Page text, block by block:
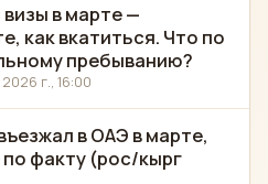
в марте —
как вкатиться. Что по
пребыванию?
г., 16:00
в ОАЭ в марте,
по факту (рос/кырг